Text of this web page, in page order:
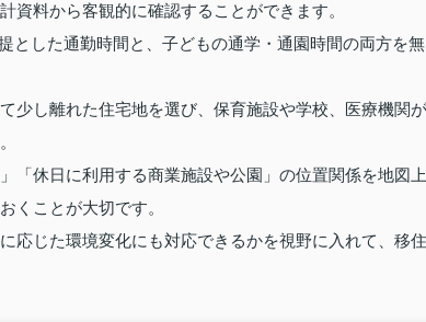
資料から客観的に確認することができます。
とした通勤時間と、子どもの通学・通園時間の両方を無
少し離れた住宅地を選び、保育施設や学校、医療機関が
「休日に利用する商業施設や公園」の位置関係を地図上
くことが大切です。
応じた環境変化にも対応できるかを視野に入れて、移住